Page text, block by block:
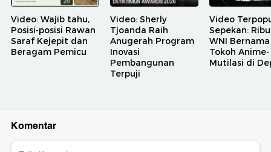
Video: Wajib tahu,
Posisi-posisi Rawan
Saraf Kejepit dan
Beragam Pemicu
Video: Sherly
Tjoanda Raih
Anugerah Program
Inovasi
Pembangunan
Terpuji
Video
Sepekan:
WNI Bernama
Tokoh Anime-
Mutilasi di